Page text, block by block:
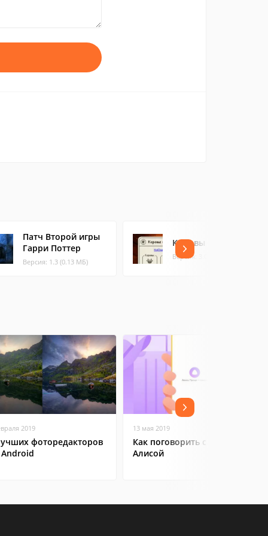
Патч Второй игры
Гарри Поттер
Версия: 1.3 (0.13 МБ)
Коровы и быки
Версия: 3.0 (0.65 МБ)
2019
фоторедакторов
13 мая 2019
Как поговорить с Яндекс
Алисой